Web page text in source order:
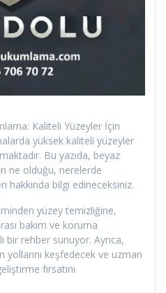
Kaliteli Yüzeyler İçin
yüksek kaliteli yüzeyler
Bu yazıda, beyaz
ne olduğu, nerelerde
hakkında bilgi edineceksiniz.
yüzey temizliğine,
bakım ve koruma
bir rehber sunuyor. Ayrıca,
keşfedecek ve uzman
fırsatını